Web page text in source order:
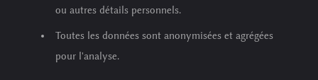
ou autres détails personnels.
Toutes les données sont anonymisées et agrégées
pour l'analyse.